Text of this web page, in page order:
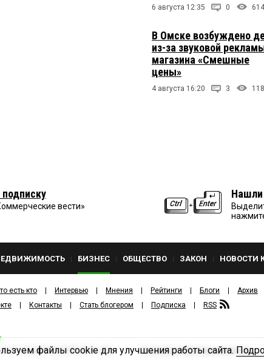
6 августа 12:35 0 614
В Омске возбуждено
из-за звуковой
магазина «Смешные
цены»
4 августа 16:20 3
вести»
Нашли
БИЗНЕС ОБЩЕСТВО ЗАКОН НОВОСТИ
есть кто Интервью Мнения Рейтинги Блоги
Архив
Контакты Стать блогером Подписка RSS
ООО ИЗДАТЕЛЬСКИЙ ДОМ «КВ».
Политика конфиденциальности
файлы cookie для улучшения работы сайта.